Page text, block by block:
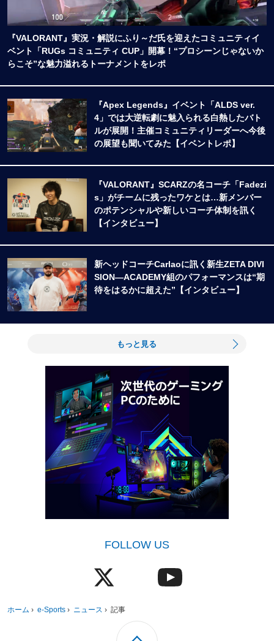
『VALORANT』実況・解説にふり～だ氏を迎えたコミュニティイ
ベント「RUGs コミュニティ CUP」開幕！“プロシーンじゃないか
らこそ”な魅力溢れるトーナメントをレポ
『Apex Legends』イベント「ALDS ver.
4」では大逆転劇に魅入られる白熱したバト
ルが展開！主催コミュニティリーダーへ今後
の展望も聞いてみた【イベントレポ】
『VALORANT』SCARZの名コーチ「Fadezi
s」がチームに残ったワケとは…新メンバー
のポテンシャルや新しいコーチ体制を訊く
【インタビュー】
新ヘッドコーチCarlaoに訊く新生ZETA DIVI
SION―ACADEMY組のパフォーマンスは“期
待をはるかに超えた”【インタビュー】
もっと見る
FOLLOW US
ホーム › e-Sports › ニュース › 記事